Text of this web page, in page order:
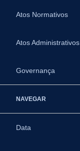
Atos Normativos
Atos Administrativos
Governança
NAVEGAR
Data